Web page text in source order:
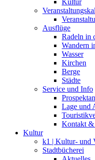
Kultur
Ausflüge
Radeln in
Wandern
Wasser
Kirchen
Berge
Städte
Service und Info
Lage und
Kontakt &
Kultur
k1 | Kultur- und
Stadtbücherei